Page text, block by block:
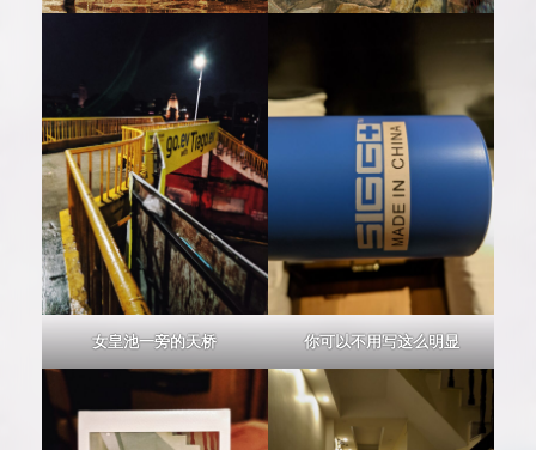
女皇池一旁的天桥 你可以不用写这么明显